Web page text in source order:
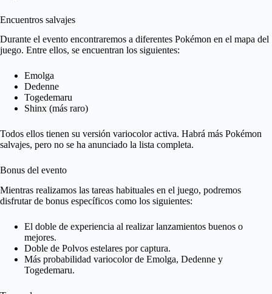
Encuentros salvajes
Durante el evento encontraremos a diferentes Pokémon en el mapa del
juego. Entre ellos, se encuentran los siguientes:
Emolga
Dedenne
Togedemaru
Shinx (más raro)
Todos ellos tienen su versión variocolor activa. Habrá más Pokémon
salvajes, pero no se ha anunciado la lista completa.
Bonus del evento
Mientras realizamos las tareas habituales en el juego, podremos
disfrutar de bonus específicos como los siguientes:
El doble de experiencia al realizar lanzamientos buenos o
mejores.
Doble de Polvos estelares por captura.
Más probabilidad variocolor de Emolga, Dedenne y
Togedemaru.